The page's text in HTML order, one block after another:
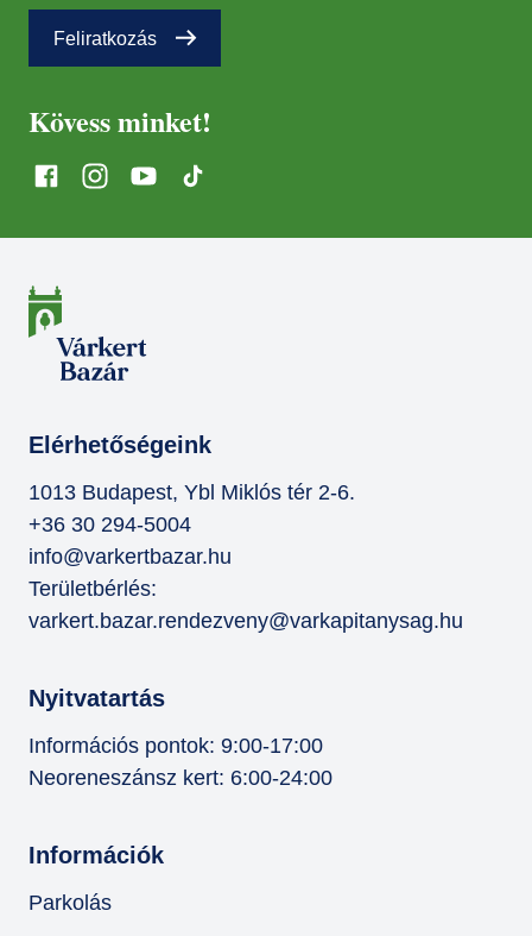
Feliratkozás
Kövess minket!
Elérhetőségeink
1013 Budapest, Ybl Miklós tér 2-6.
+36 30 294-5004
info@varkertbazar.hu
Területbérlés:
varkert.bazar.rendezveny@varkapitanysag.hu
Nyitvatartás
Információs pontok: 9:00-17:00
Neoreneszánsz kert: 6:00-24:00
Információk
Parkolás